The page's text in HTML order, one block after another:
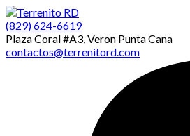
(829) 624-6619
Plaza Coral #A3, Veron Punta Cana
contactos@terrenitord.com